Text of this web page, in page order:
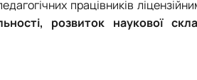
працівників
розвиток наукової